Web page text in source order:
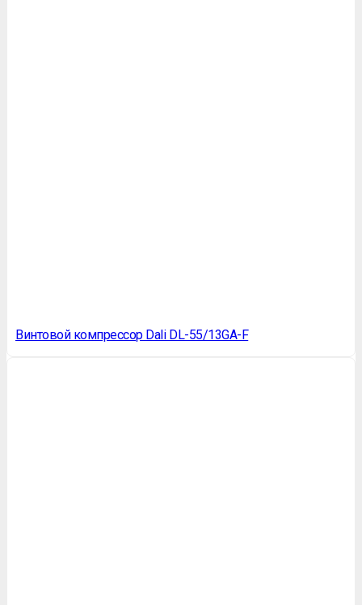
Винтовой компрессор Dali DL-55/13GA-F